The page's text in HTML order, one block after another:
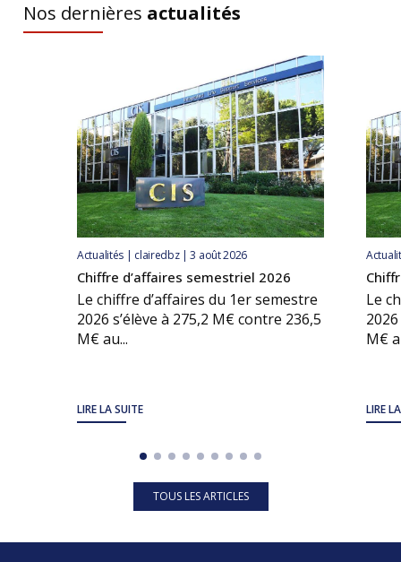
Nos dernières actualités
Actualités | clairedbz | 3 août 2026
Chiffre d’affaires semestriel 2026
Le chiffre d’affaires du 1er semestre
2026 s’élève à 275,2 M€ contre 236,5
M€ au...
LIRE LA SUITE
Le
M€
LIRE
TOUS LES ARTICLES